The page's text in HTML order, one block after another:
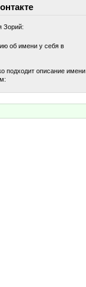
Зорий:
об имени у себя в
подходит описание имени